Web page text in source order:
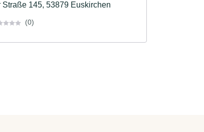
Straße 145, 53879 Euskirchen
(0)